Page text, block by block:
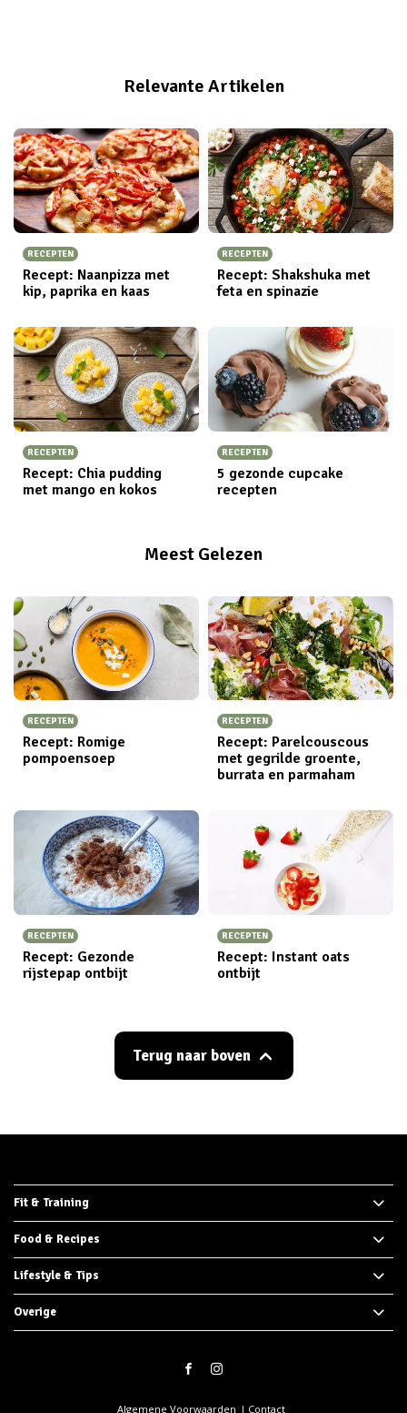
Relevante Artikelen
RECEPTEN
Recept: Naanpizza met
kip, paprika en kaas
RECEPTEN
Recept: Shakshuka met
feta en spinazie
RECEPTEN
Recept: Chia pudding
met mango en kokos
RECEPTEN
5 gezonde cupcake
recepten
Meest Gelezen
RECEPTEN
Recept: Romige
pompoensoep
RECEPTEN
Recept: Parelcouscous
met gegrilde groente,
burrata en parmaham
RECEPTEN
Recept: Gezonde
rijstepap ontbijt
RECEPTEN
Recept: Instant oats
ontbijt
Terug naar boven
Fit & Training
Food & Recipes
Lifestyle & Tips
Overige
Algemene Voorwaarden Contact